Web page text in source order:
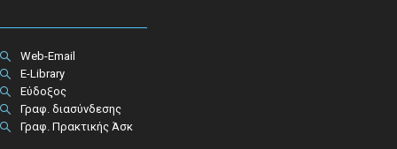
Web-Email
E-Library
Εύδοξος
Γραφ. διασύνδεσης
Γραφ. Πρακτικής Άσκ